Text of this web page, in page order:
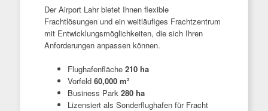
Der Airport Lahr bietet Ihnen flexible
Frachtlösungen und ein weitläufiges Frachtzentrum
mit Entwicklungsmöglichkeiten, die sich Ihren
Anforderungen anpassen können.
Flughafenfläche 210 ha
Vorfeld 60,000 m²
Business Park 280 ha
Lizensiert als Sonderflughafen für Fracht